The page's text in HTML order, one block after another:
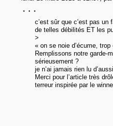
...
c’est sûr que c’est pas un
de telles débilités ET les
>
« on se noie d’écume,
Remplissons notre garde-
sérieusement ?
je n’ai jamais rien lu
Merci pour l’article très
terreur inspirée par le